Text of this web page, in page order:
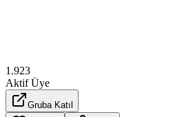
1.923
Aktif Üye
Gruba Katıl